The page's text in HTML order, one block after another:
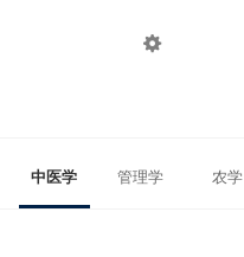

中医学 管理学 农学